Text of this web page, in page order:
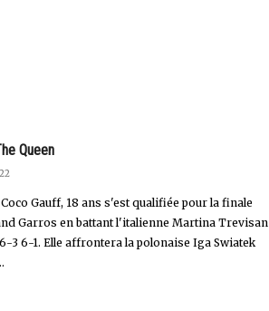
Queen
Gauff, 18 ans s'est qualifiée pour la finale
Garros en battant l'italienne Martina Trevisan
3 6-1. Elle affrontera la polonaise Iga Swiatek